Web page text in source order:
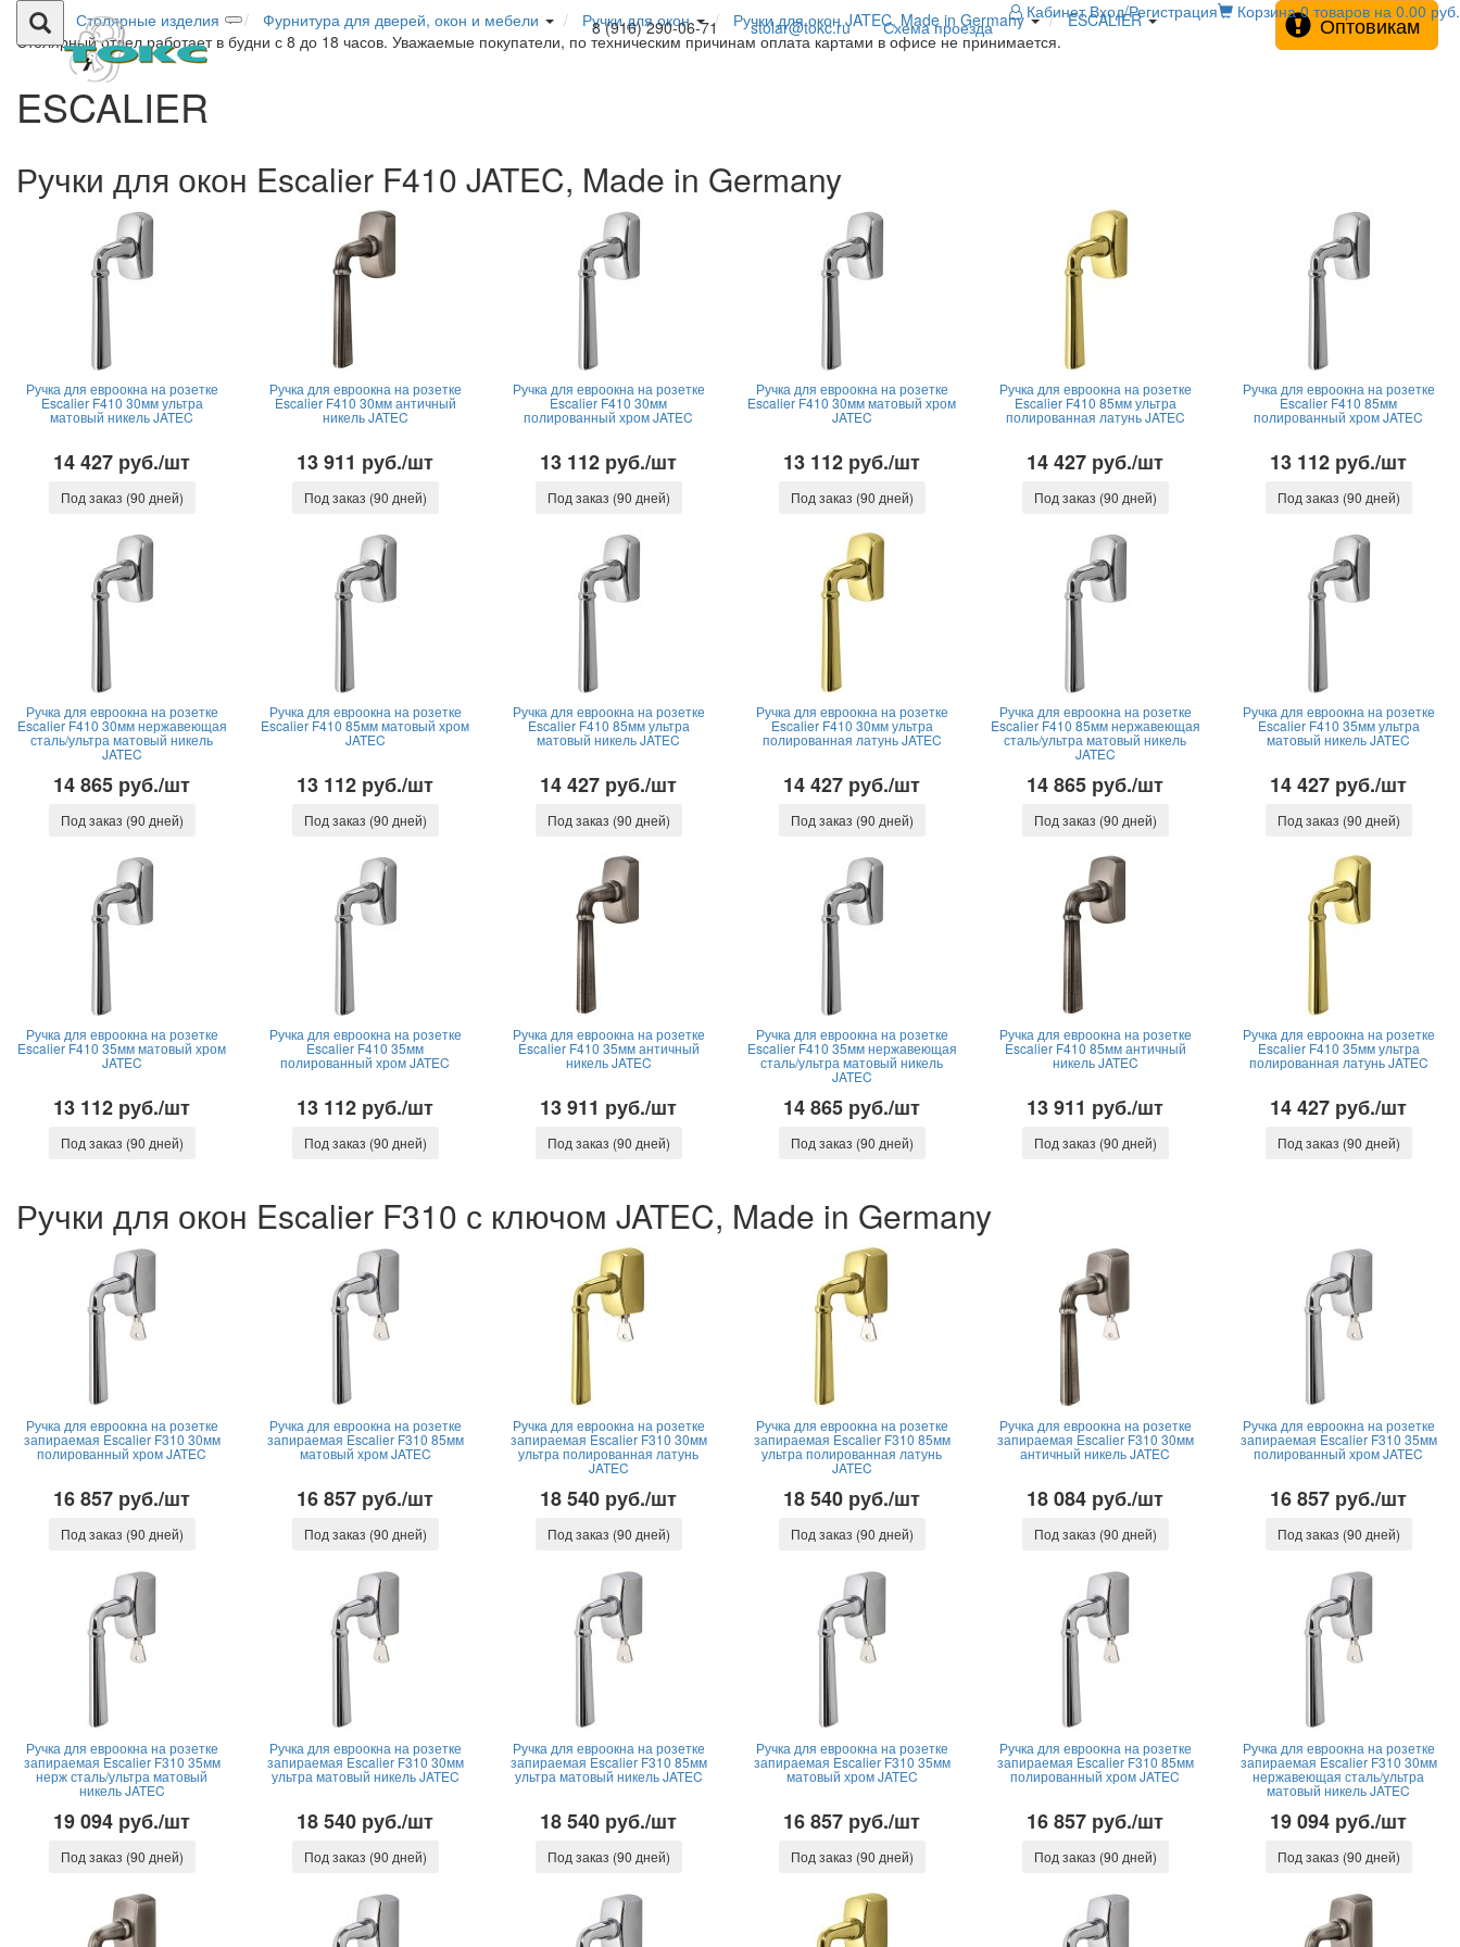
8 (916) 290-06-71 stolar@tokc.ru Схема проезда
Кабинет Вход/Регистрация Корзина 0 товаров на 0.00 руб.
Столярные изделия Фурнитура для дверей, окон и мебели Ручки для окон Ручки для окон JATEC, Made in Germany
ESCALIER
Столярный отдел работает в будни с 8 до 18 часов. Уважаемые покупатели, по техническим причинам оплата картами в офисе не принимается.
Оптовикам
ESCALIER
Ручки для окон Escalier F410 JATEC, Made in Germany
Ручка для евроокна на розетке
Escalier F410 30мм ультра
матовый никель JATEC
14 427 руб./шт
Под заказ (90 дней)
Ручка для евроокна на розетке
Escalier F410 30мм античный
никель JATEC
13 911 руб./шт
Под заказ (90 дней)
Ручка для евроокна на розетке
Escalier F410 30мм
полированный хром JATEC
13 112 руб./шт
Под заказ (90 дней)
Ручка для евроокна на розетке
Escalier F410 30мм матовый хром
JATEC
13 112 руб./шт
Под заказ (90 дней)
Ручка для евроокна на розетке
Escalier F410 85мм ультра
полированная латунь JATEC
14 427 руб./шт
Под заказ (90 дней)
Ручка для евроокна на розетке
Escalier F410 85мм
полированный хром JATEC
13 112 руб./шт
Под заказ (90 дней)
Ручка для евроокна на розетке
Escalier F410 30мм нержавеющая
сталь/ультра матовый никель
JATEC
14 865 руб./шт
Под заказ (90 дней)
Ручка для евроокна на розетке
Escalier F410 85мм матовый хром
JATEC
13 112 руб./шт
Под заказ (90 дней)
Ручка для евроокна на розетке
Escalier F410 85мм ультра
матовый никель JATEC
14 427 руб./шт
Под заказ (90 дней)
Ручка для евроокна на розетке
Escalier F410 30мм ультра
полированная латунь JATEC
14 427 руб./шт
Под заказ (90 дней)
Ручка для евроокна на розетке
Escalier F410 85мм нержавеющая
сталь/ультра матовый никель
JATEC
14 865 руб./шт
Под заказ (90 дней)
Ручка для евроокна на розетке
Escalier F410 35мм ультра
матовый никель JATEC
14 427 руб./шт
Под заказ (90 дней)
Ручка для евроокна на розетке
Escalier F410 35мм матовый хром
JATEC
13 112 руб./шт
Под заказ (90 дней)
Ручка для евроокна на розетке
Escalier F410 35мм
полированный хром JATEC
13 112 руб./шт
Под заказ (90 дней)
Ручка для евроокна на розетке
Escalier F410 35мм античный
никель JATEC
13 911 руб./шт
Под заказ (90 дней)
Ручка для евроокна на розетке
Escalier F410 35мм нержавеющая
сталь/ультра матовый никель
JATEC
14 865 руб./шт
Под заказ (90 дней)
Ручка для евроокна на розетке
Escalier F410 85мм античный
никель JATEC
13 911 руб./шт
Под заказ (90 дней)
Ручка для евроокна на розетке
Escalier F410 35мм ультра
полированная латунь JATEC
14 427 руб./шт
Под заказ (90 дней)
Ручки для окон Escalier F310 с ключом JATEC, Made in Germany
Ручка для евроокна на розетке
запираемая Escalier F310 30мм
полированный хром JATEC
16 857 руб./шт
Под заказ (90 дней)
Ручка для евроокна на розетке
запираемая Escalier F310 85мм
матовый хром JATEC
16 857 руб./шт
Под заказ (90 дней)
Ручка для евроокна на розетке
запираемая Escalier F310 30мм
ультра полированная латунь
JATEC
18 540 руб./шт
Под заказ (90 дней)
Ручка для евроокна на розетке
запираемая Escalier F310 85мм
ультра полированная латунь
JATEC
18 540 руб./шт
Под заказ (90 дней)
Ручка для евроокна на розетке
запираемая Escalier F310 30мм
античный никель JATEC
18 084 руб./шт
Под заказ (90 дней)
Ручка для евроокна на розетке
запираемая Escalier F310 35мм
полированный хром JATEC
16 857 руб./шт
Под заказ (90 дней)
Ручка для евроокна на розетке
запираемая Escalier F310 35мм
нерж сталь/ультра матовый
никель JATEC
19 094 руб./шт
Под заказ (90 дней)
Ручка для евроокна на розетке
запираемая Escalier F310 30мм
ультра матовый никель JATEC
18 540 руб./шт
Под заказ (90 дней)
Ручка для евроокна на розетке
запираемая Escalier F310 85мм
ультра матовый никель JATEC
18 540 руб./шт
Под заказ (90 дней)
Ручка для евроокна на розетке
запираемая Escalier F310 35мм
матовый хром JATEC
16 857 руб./шт
Под заказ (90 дней)
Ручка для евроокна на розетке
запираемая Escalier F310 85мм
полированный хром JATEC
16 857 руб./шт
Под заказ (90 дней)
Ручка для евроокна на розетке
запираемая Escalier F310 30мм
нержавеющая сталь/ультра
матовый никель JATEC
19 094 руб./шт
Под заказ (90 дней)